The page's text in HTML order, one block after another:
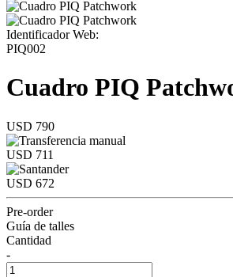
Identificador Web:
PIQ002
Cuadro PIQ
USD 790
USD 711
USD 672
Pre-order
Guía de talles
Cantidad
-